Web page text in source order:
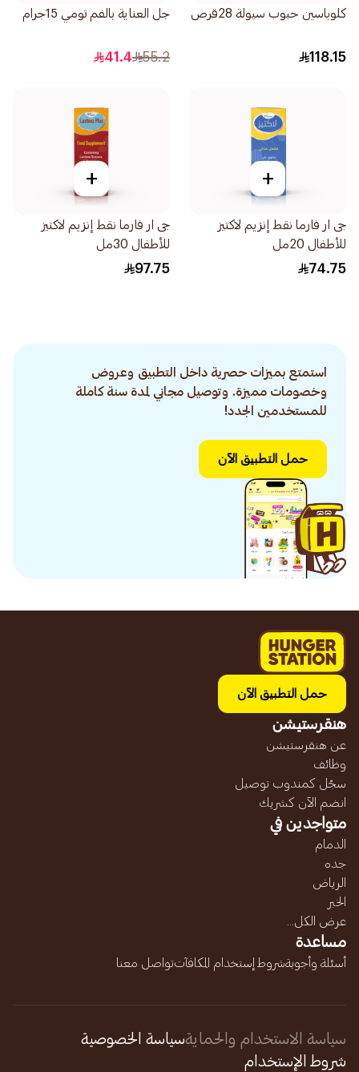
كلوباسين حبوب سيولة 28قرص
118.15
جل العناية بالفم تومي 15جرام
55.2
41.4
+
جى ار فارما نقط إنزيم لاكتيز
للأطفال 20مل
74.75
+
جى ار فارما نقط إنزيم لاكتيز
للأطفال 30مل
97.75
استمتع بميزات حصرية داخل التطبيق وعروض
وخصومات مميزة. وتوصيل مجاني لمدة سنة كاملة
للمستخدمين الجدد!
حمل التطبيق الآن
حمل التطبيق الآن
هنقرستيشن
عن هنقرستيشن
وظائف
سجّل كمندوب توصيل
انضم الآن كشريك
متواجدين في
الدمام
جده
الرياض
الخبر
عرض الكل...
مساعدة
أسئلة وأجوبةشروط إستخدام المكافآتتواصل معنا
سياسة الاستخدام والحمايةسياسة الخصوصية
شروط الإستخدام